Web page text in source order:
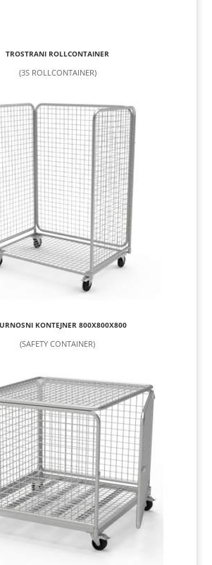
TROSTRANI ROLLCONTAINER
(3S ROLLCONTAINER)
KONTEJNER 800X800X800
(SAFETY CONTAINER)